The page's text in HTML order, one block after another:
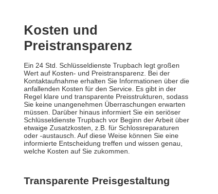
Kosten und
Preistransparenz
Ein 24 Std. Schlüsseldienste Trupbach legt großen
Wert auf Kosten- und Preistransparenz. Bei der
Kontaktaufnahme erhalten Sie Informationen über die
anfallenden Kosten für den Service. Es gibt in der
Regel klare und transparente Preisstrukturen, sodass
Sie keine unangenehmen Überraschungen erwarten
müssen. Darüber hinaus informiert Sie ein seriöser
Schlüsseldienste Trupbach vor Beginn der Arbeit über
etwaige Zusatzkosten, z.B. für Schlossreparaturen
oder -austausch. Auf diese Weise können Sie eine
informierte Entscheidung treffen und wissen genau,
welche Kosten auf Sie zukommen.
Transparente Preisgestaltung